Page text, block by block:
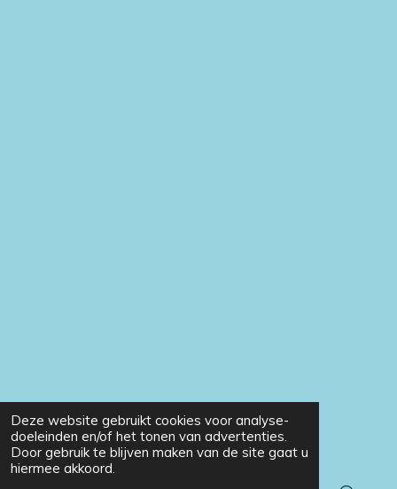
Deze website gebruikt cookies voor analyse-
doeleinden en/of het tonen van advertenties.
Door gebruik te blijven maken van de site gaat u
hiermee akkoord.